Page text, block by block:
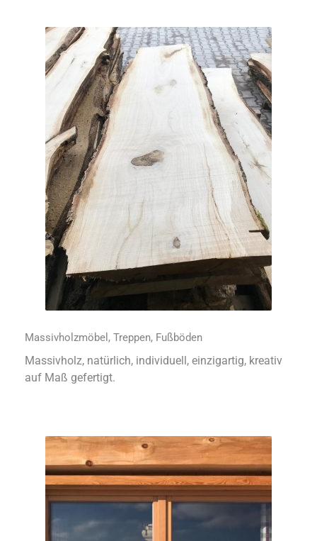
Massivholzmöbel, Treppen, Fußböden
Massivholz, natürlich, individuell, einzigartig, kreativ
auf Maß gefertigt.